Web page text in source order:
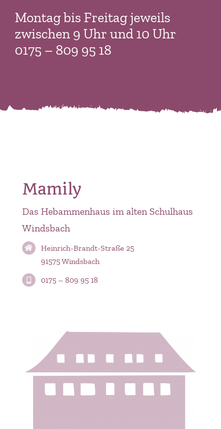
Montag bis Freitag jeweils
zwischen 9 Uhr und 10 Uhr
0175 – 809 95 18
Mamily
Das Hebammenhaus im alten Schulhaus
Windsbach
Heinrich-Brandt-Straße 25
91575 Windsbach
0175 – 809 95 18